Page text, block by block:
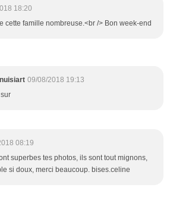
18:20
cette famille nombreuse.<br /> Bon week-end
09/08/2018 19:13
08:19
superbes tes photos, ils sont tout mignons,
si doux, merci beaucoup. bises.celine